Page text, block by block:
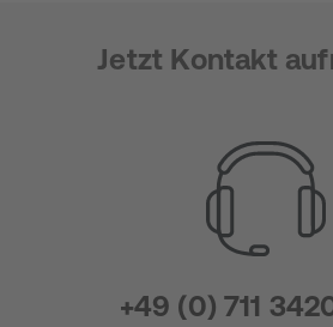
Jetzt Kontakt
+49 (0) 711